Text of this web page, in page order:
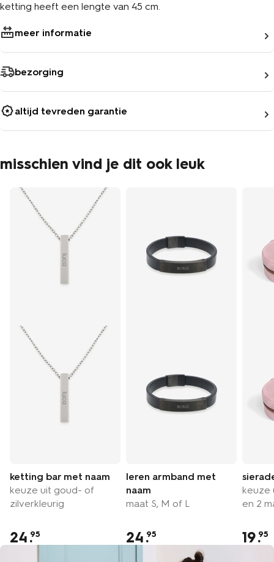
ketting heeft een lengte van 45 cm.
meer informatie
bezorging
altijd tevreden garantie
misschien vind je dit ook leuk
ketting bar met naam
keuze uit goud- of
zilverkleurig
24.95
leren armband met
naam
maat S, M of L
24.95
keuze
en 2
19.95